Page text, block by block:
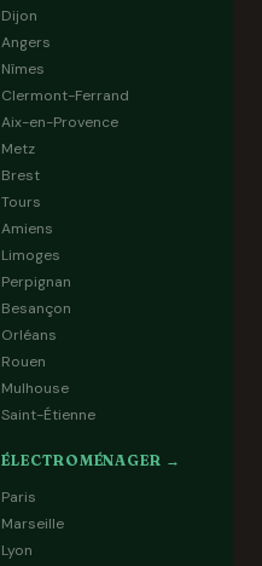
Dijon
Angers
Nîmes
Clermont-Ferrand
Aix-en-Provence
Metz
Brest
Tours
Amiens
Limoges
Perpignan
Besançon
Orléans
Rouen
Mulhouse
Saint-Étienne
ÉLECTROMÉNAGER →
Paris
Marseille
Lyon